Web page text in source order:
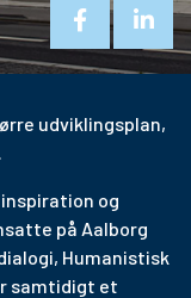
udviklingsplan,
og
på Aalborg
Humanistisk
samtidigt et